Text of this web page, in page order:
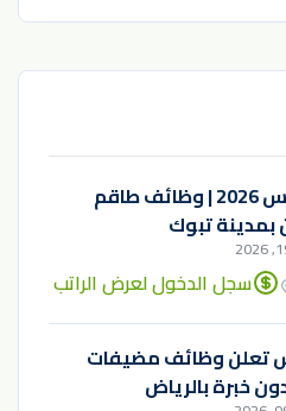
وظائف طيران ناس 2026 | وظائف طاقم
بمدينة تبوك
سجل الدخول لعرض الراتب
تعلن وظائف مضيفات
خبرة بالرياض